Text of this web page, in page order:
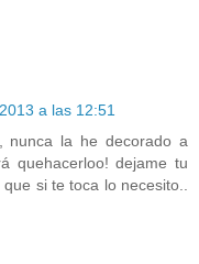
a las 12:51
nunca la he decorado a
quehacerloo! dejame tu
si te toca lo necesito..